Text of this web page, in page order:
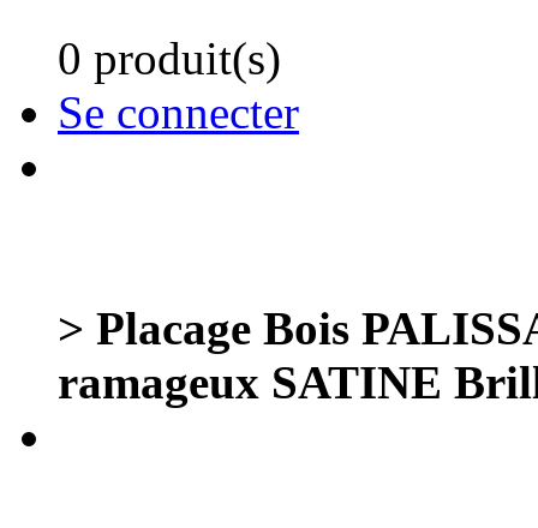
0 produit(s)
Se connecter
> Placage Bois
ramageux SATINE